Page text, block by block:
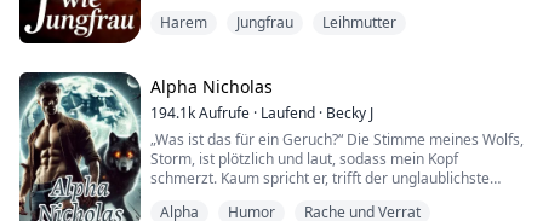
Ja, ich bin dieses Mädchen.
Unmöglichen fragt und zufällig heimlich in ihren
ahnungslosen – und das zu Recht – besten Freund
verliebt ist. Mein Name ist jedoch nicht Kummer. Ich
heiße Cassie.
Und mit meiner spontanen Entscheidung, aufgrund
finanzieller Schwierigkeiten als Leihmutter zu
Harem Jungfrau Leihmutter
Alpha Nicholas
194.1kAufrufe · Laufend · Becky J
„Was ist das für ein Geruch?“ Die Stimme meines Wolfs,
Storm, ist plötzlich und laut, sodass mein Kopf
schmerzt. Kaum spricht er, trifft der unglaublichste
Sinne gehen in den Überdrive. Es ist eine Mischung aus
Alpha Humor Rache und Verrat